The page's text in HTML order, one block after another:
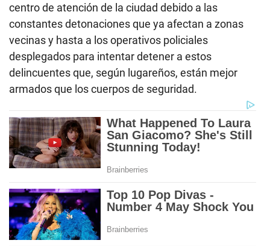
centro de atención de la ciudad debido a las
constantes detonaciones que ya afectan a zonas
vecinas y hasta a los operativos policiales
desplegados para intentar detener a estos
delincuentes que, según lugareños, están mejor
armados que los cuerpos de seguridad.